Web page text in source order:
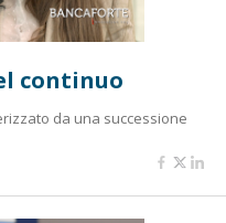
continuo
da una successione